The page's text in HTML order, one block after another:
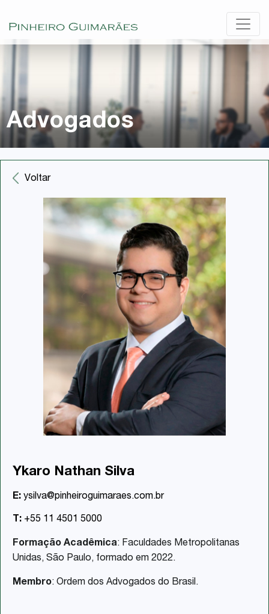
Advogados
Voltar
Ykaro Nathan Silva
E: ysilva@pinheiroguimaraes.com.br
T: +55 11 4501 5000
Formação Acadêmica: Faculdades Metropolitanas
Unidas, São Paulo, formado em 2022.
Membro: Ordem dos Advogados do Brasil.